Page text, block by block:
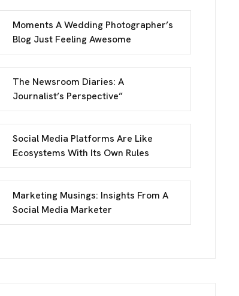
Frankfurt
Moments A Wedding Photographer’s
Blog Just Feeling Awesome
The Newsroom Diaries: A
Journalist’s Perspective”
Social Media Platforms Are Like
Ecosystems With Its Own Rules
Marketing Musings: Insights From A
Social Media Marketer